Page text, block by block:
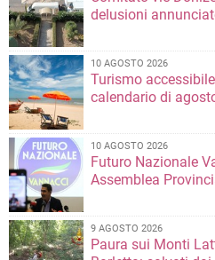
delusioni
10 AGOSTO 2026
Turismo
calendario di
10 AGOSTO 2026
Futuro Nazionale
Assemblea
9 AGOSTO 2026
Paura sui Monti